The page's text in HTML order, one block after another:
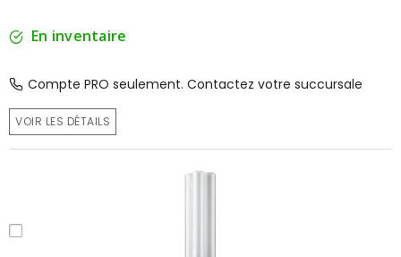
En inventaire
Compte PRO seulement. Contactez votre succursale
VOIR LES DÉTAILS